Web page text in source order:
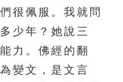
很佩服。我就問
少年？她說三
力。佛經的翻
變文，是文言